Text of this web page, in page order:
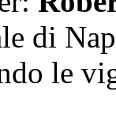
di
le